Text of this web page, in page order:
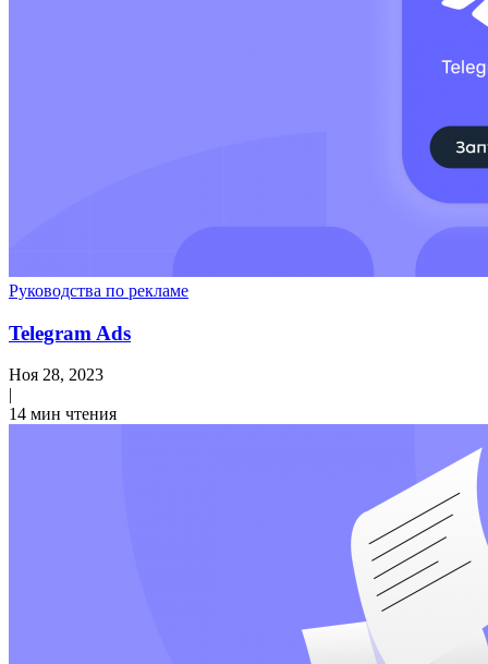
Руководства по рекламе
Telegram Ads
Ноя 28, 2023
|
14 мин чтения